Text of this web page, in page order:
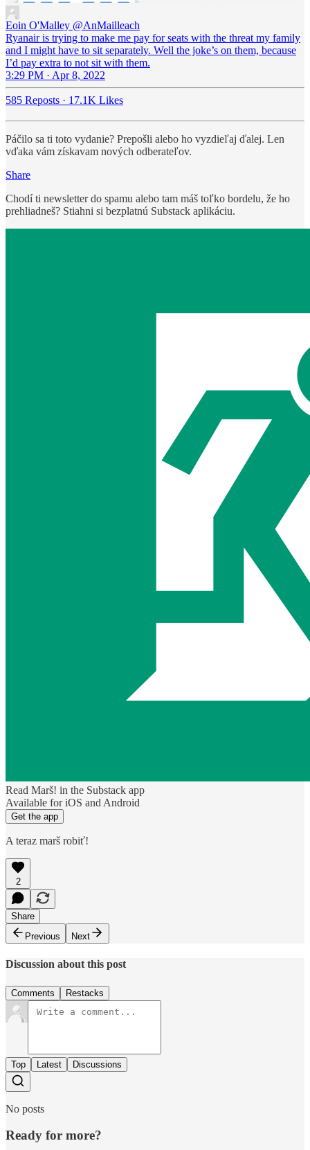
Eoin O'Malley @AnMailleach
Ryanair is trying to make me pay for seats with the threat my family
and I might have to sit separately. Well the joke’s on them, because
I’d pay extra to not sit with them.
3:29 PM · Apr 8, 2022
585 Reposts · 17.1K Likes
Páčilo sa ti toto vydanie? Prepošli alebo ho vyzdieľaj ďalej. Len
vďaka vám získavam nových odberateľov.
Share
Chodí ti newsletter do spamu alebo tam máš toľko bordelu, že ho
prehliadneš? Stiahni si bezplatnú Substack aplikáciu.
Read Marš! in the Substack app
Available for iOS and Android
Get the app
A teraz marš robiť!
2
Share
Previous
Next
Discussion about this post
Comments Restacks
Top Latest Discussions
No posts
Ready for more?